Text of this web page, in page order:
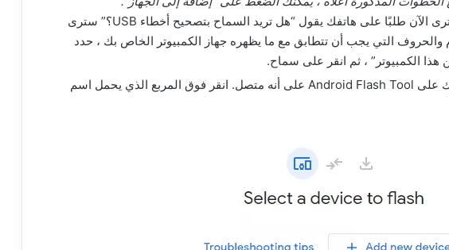
بمجرد القيام بذلك ، يجب أن ترى الآن طلبًا على هاتفك يقول “هل تريد السماح بتصحيح أخطاء USB؟” سترى
والحروف التي يجب أن تتطابق مع ما يظهره جهاز الكمبيوتر الخاص بك ، حدد
هذا الكمبيوتر” ، ثم انقر على سماح.
بعد ذلك ، يجب أن يظهر جهازك على Android Flash Tool على أنه متصل. انقر فوق المربع الذي يحمل اسم